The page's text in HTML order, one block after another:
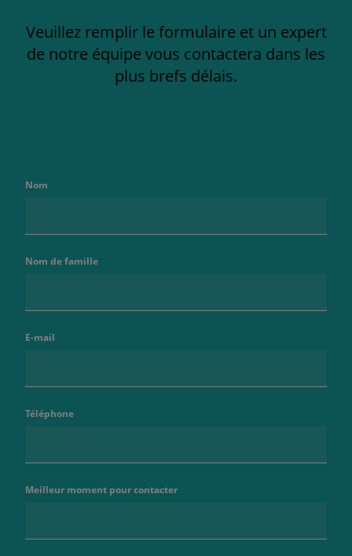
Veuillez remplir le formulaire et un expert
de notre équipe vous contactera dans les
plus brefs délais.
Nom
Nom de famille
E-mail
Téléphone
Meilleur moment pour contacter